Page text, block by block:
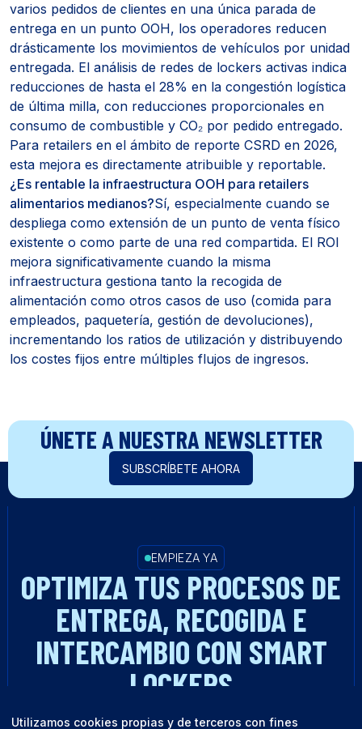
varios pedidos de clientes en una única parada de
entrega en un punto OOH, los operadores reducen
drásticamente los movimientos de vehículos por unidad
entregada. El análisis de redes de lockers activas indica
reducciones de hasta el 28% en la congestión logística
de última milla, con reducciones proporcionales en
consumo de combustible y CO₂ por pedido entregado.
Para retailers en el ámbito de reporte CSRD en 2026,
esta mejora es directamente atribuible y reportable.
¿Es rentable la infraestructura OOH para retailers
alimentarios medianos?Sí, especialmente cuando se
despliega como extensión de un punto de venta físico
existente o como parte de una red compartida. El ROI
mejora significativamente cuando la misma
infraestructura gestiona tanto la recogida de
alimentación como otros casos de uso (comida para
empleados, paquetería, gestión de devoluciones),
incrementando los ratios de utilización y distribuyendo
los costes fijos entre múltiples flujos de ingresos.
ÚNETE A NUESTRA NEWSLETTER
SUBSCRÍBETE AHORA
EMPIEZA YA
OPTIMIZA TUS PROCESOS DE
ENTREGA, RECOGIDA E
INTERCAMBIO CON SMART
LOCKERS
HABLA CON UN EXPERTO
Utilizamos cookies propias y de terceros con fines